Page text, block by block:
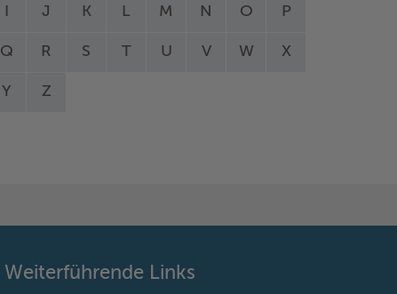
J K L M N O P
Q R S T U V W X
Y Z
Weiterführende Links